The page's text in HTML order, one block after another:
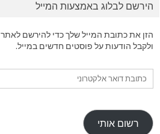
הירשם לבלוג באמצעות המייל
הזן את כתובת המייל שלך כדי להירשם לאתר
ולקבל הודעות על פוסטים חדשים במייל.
רשום אותי